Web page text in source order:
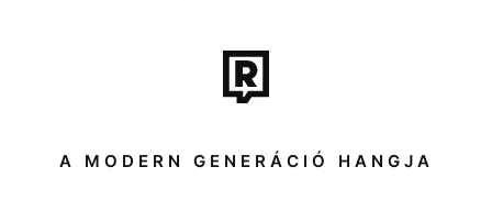
Tech-Tudomány
Sport
Társadalom
A MODERN GENERÁCIÓ HANGJA